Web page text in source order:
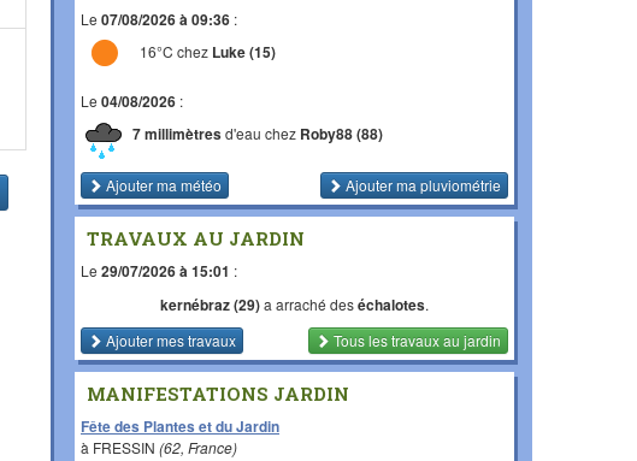
Le 07/08/2026 à 09:36 :
16°C chez Luke (15)
Le 04/08/2026 :
7 millimètresd'eau chez Roby88 (88)
Ajouter ma météo Ajouter ma pluviométrie
TRAVAUX AU JARDIN
Le 29/07/2026 à 15:01 :
kernébraz (29)a arraché deséchalotes.
Ajouter mes travaux
Tous les travauxau jardin
MANIFESTATIONS JARDIN
Fête des Plantes et du Jardin
à FRESSIN (62, France)